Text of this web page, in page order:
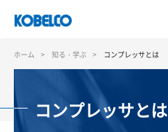
ツ
ホーム 知る・学ぶ コンプレッサとは
コンプレッサとは